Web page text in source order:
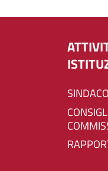
SINDACO
CONSIGLIO COMUNALE E